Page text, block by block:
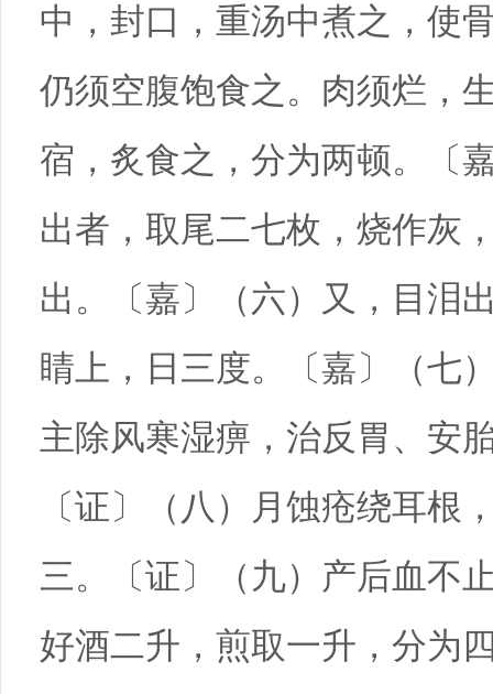
中，封口，重汤中煮之，使
仍须空腹饱食之。肉须烂，
宿，炙食之，分为两顿。〔
出者，取尾二七枚，烧作灰
出。〔嘉〕（六）又，目泪
睛上，日三度。〔嘉〕（七
主除风寒湿痹，治反胃、安
〔证〕（八）月蚀疮绕耳根
三。〔证〕（九）产后血不
好酒二升，煎取一升，分为